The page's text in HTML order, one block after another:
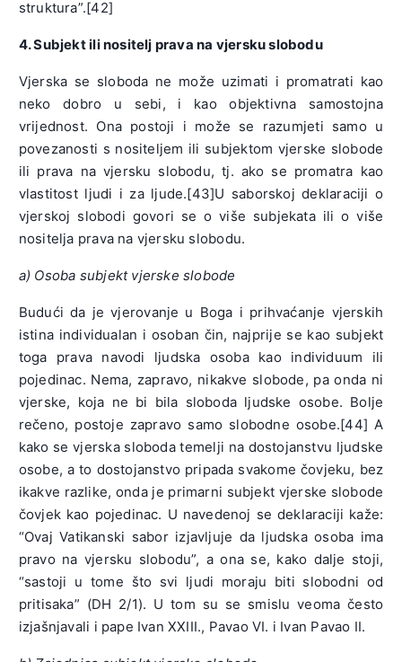
struktura”.[42]
4. Subjekt ili nositelj prava na vjersku slobodu
Vjerska se sloboda ne može uzimati i promatrati kao
neko dobro u sebi, i kao objektivna samostojna
vrijednost. Ona postoji i može se razumjeti samo u
povezanosti s nositeljem ili subjektom vjerske slobode
ili prava na vjersku slobodu, tj. ako se promatra kao
vlastitost ljudi i za ljude.[43]U saborskoj deklaraciji o
vjerskoj slobodi govori se o više subjekata ili o više
nositelja prava na vjersku slobodu.
a) Osoba subjekt vjerske slobode
Budući da je vjerovanje u Boga i prihvaćanje vjerskih
istina individualan i osoban čin, najprije se kao subjekt
toga prava navodi ljudska osoba kao individuum ili
pojedinac. Nema, zapravo, nikakve slobode, pa onda ni
vjerske, koja ne bi bila sloboda ljudske osobe. Bolje
rečeno, postoje zapravo samo slobodne osobe.[44] A
kako se vjerska sloboda temelji na dostojanstvu ljudske
osobe, a to dostojanstvo pripada svakome čovjeku, bez
ikakve razlike, onda je primarni subjekt vjerske slobode
čovjek kao pojedinac. U navedenoj se deklaraciji kaže:
“Ovaj Vatikanski sabor izjavljuje da ljudska osoba ima
pravo na vjersku slobodu”, a ona se, kako dalje stoji,
“sastoji u tome što svi ljudi moraju biti slobodni od
pritisaka” (DH 2/1). U tom su se smislu veoma često
izjašnjavali i pape Ivan XXIII., Pavao VI. i Ivan Pavao II.